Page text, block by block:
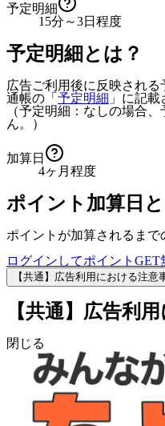
予定明細
15分～3日程度
予定明細とは？
広告ご利用後に反映され
通帳の「 予定明細 」に記載
（予定明細：なしの場合
ん。）
加算日
4ヶ月程度
ポイント加算日
ポイントが加算されるまで
ログインしてポイントGET
【共通】広告利用における注意
【共通】広告利
閉じる